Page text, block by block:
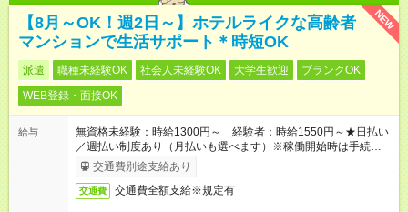
NEW
【8月～OK！週2日～】ホテルライクな高齢者
マンションで生活サポート＊時短OK
派遣 職種未経験OK 社会人未経験OK 大学生歓迎
ブランクOK
WEB登録・面接OK
給与
無資格未経験：時給1300円～ 経験者：時給1550円～★日払い
／週払い制度あり（月払いも選べます）※稼働開始時は手続き完
了次第のお支払いとなります。
交通費別途支給あり
交通費 交通費全額支給※規定有